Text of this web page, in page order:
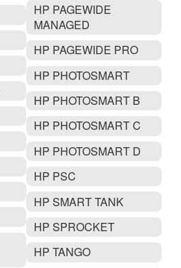
HP PAGEWIDE
MANAGED
HP PAGEWIDE PRO
HP PHOTOSMART
HP PHOTOSMART B
HP PHOTOSMART C
HP PHOTOSMART D
HP PSC
HP SMART TANK
HP SPROCKET
HP TANGO